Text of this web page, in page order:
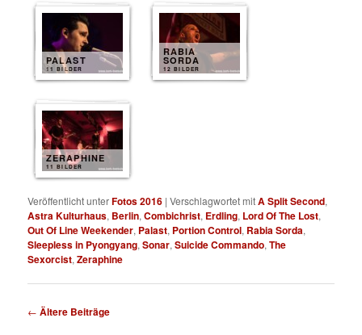
PALAST
11 BILDER
RABIA
SORDA
12 BILDER
ZERAPHINE
11 BILDER
Veröffentlicht unterFotos 2016 |Verschlagwortet mitA Split Second,
Astra Kulturhaus, Berlin,Combichrist, Erdling, Lord Of The Lost,
Out Of Line Weekender, Palast, Portion Control, Rabia Sorda,
Sleepless in Pyongyang,Sonar,Suicide Commando,The
Sexorcist,Zeraphine
Beitragsnavigation
← Ältere Beiträge